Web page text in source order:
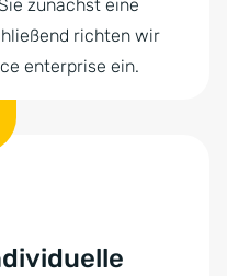
zunächst eine
richten wir
enterprise ein.